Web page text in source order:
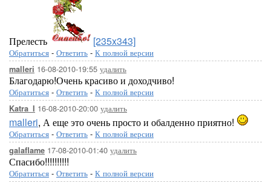
Прелесть [235x343]
Обратиться - Ответить - К полной версии
malleri 16-08-2010-19:55 удалить
Благодарю!Очень красиво и доходчиво!
Обратиться - Ответить - К полной версии
Katra_I 16-08-2010-20:00 удалить
malleri, А еще это очень просто и обалденно приятно!
Обратиться - Ответить - К полной версии
galaflame 17-08-2010-01:40 удалить
Спасибо!!!!!!!!!!
Обратиться - Ответить - К полной версии